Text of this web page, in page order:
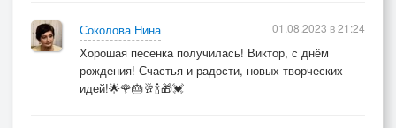
Соколова Нина
Хорошая песенка получилась! Виктор, с днём
рождения! Счастья и радости, новых творческих
идей!🌟🌹🎂🥂🍾🎁💓
01.08.2023 в 21:24